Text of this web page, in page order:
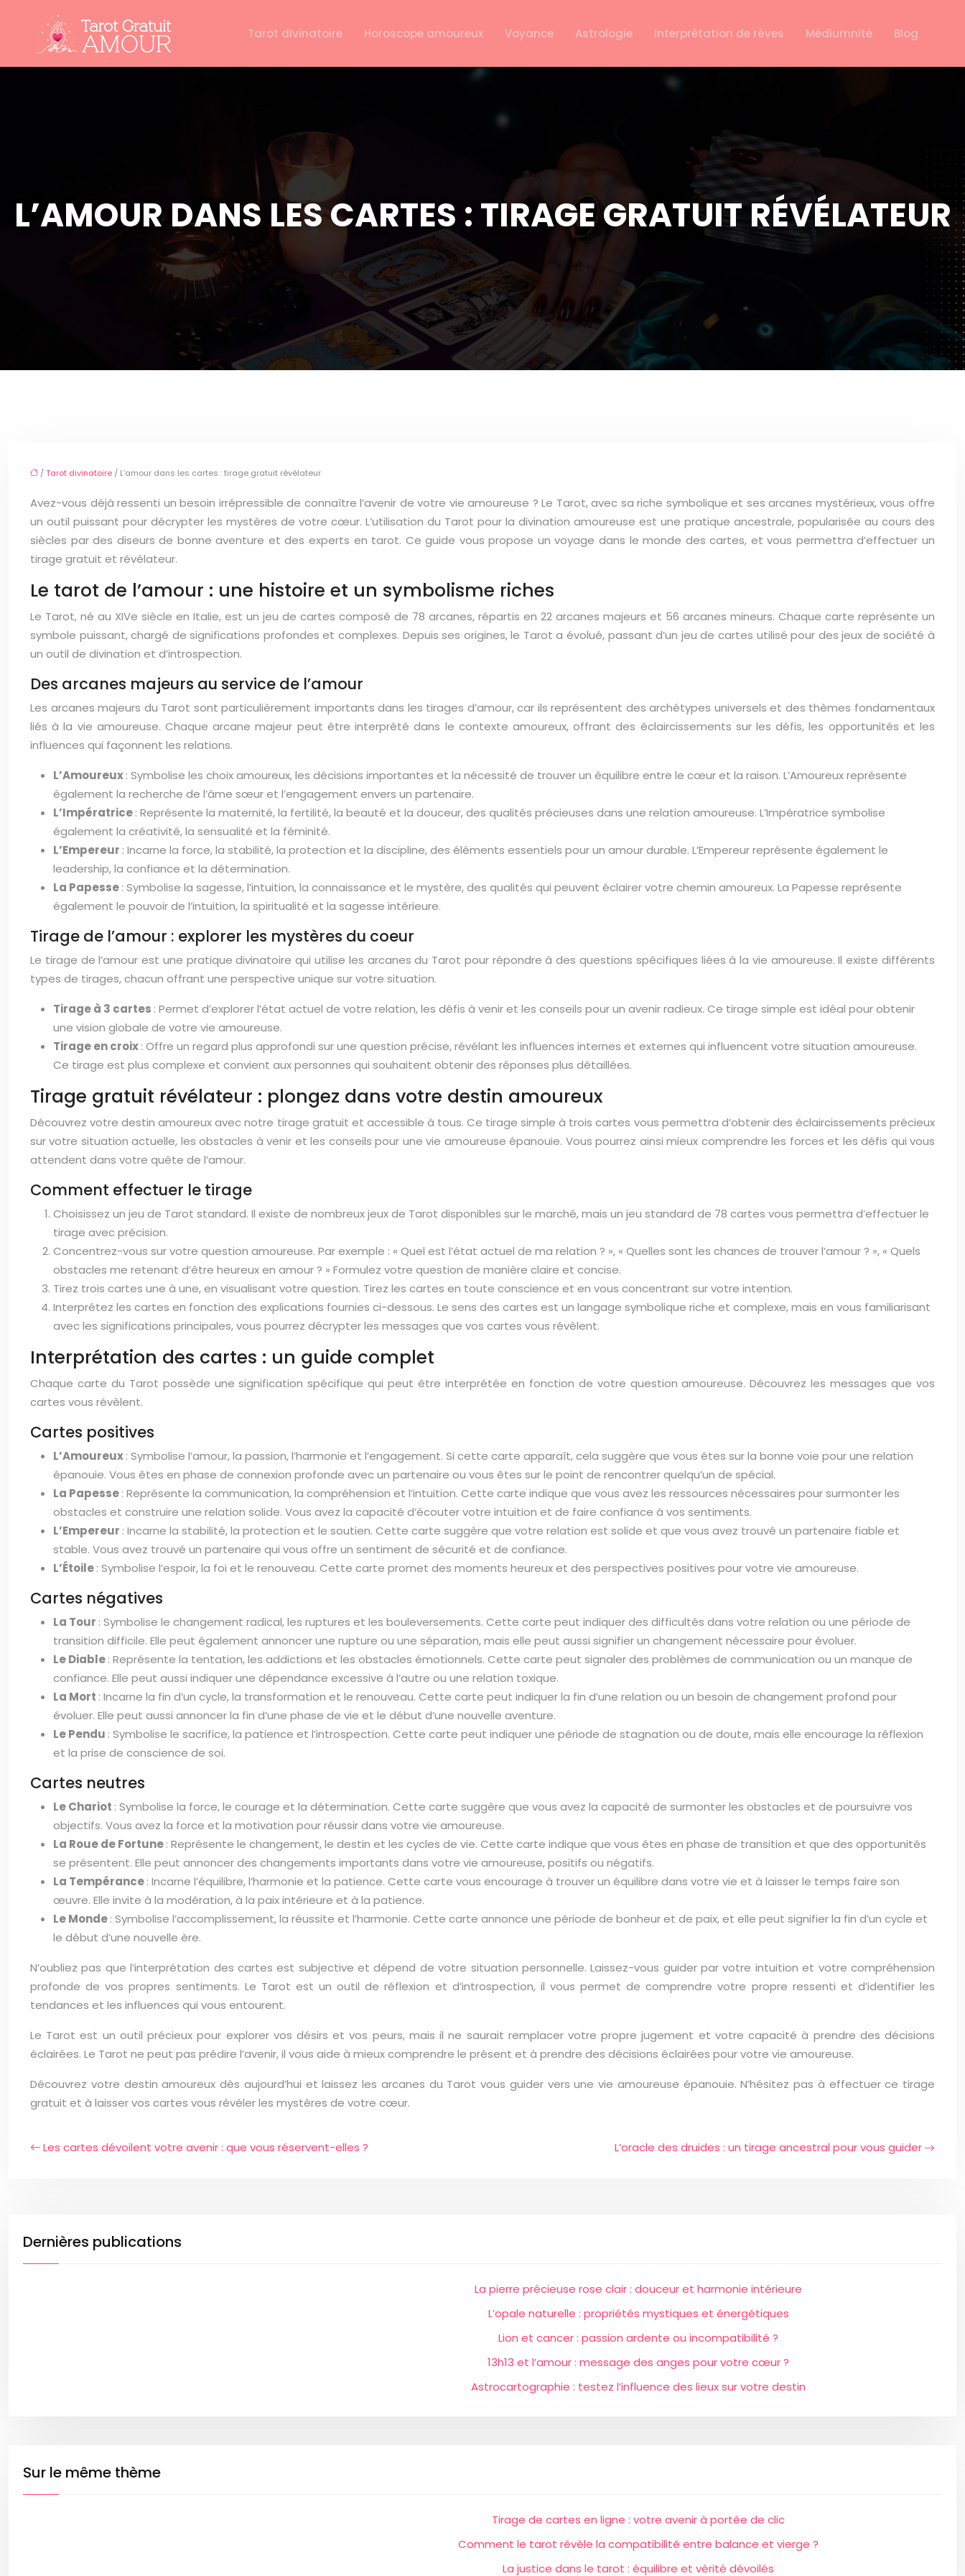
Tarot divinatoire Horoscope amoureux Voyance Astrologie Interprétation de rêves Médiumnité Blog
L’AMOUR DANS LES CARTES : TIRAGE GRATUIT RÉVÉLATEUR
/Tarot divinatoire / L’amour dans les cartes : tirage gratuit révélateur
Avez-vous déjà ressenti un besoin irrépressible de connaître l’avenir de votre vie amoureuse ? Le Tarot, avec sa riche symbolique et ses arcanes mystérieux, vous offre
un outil puissant pour décrypter les mystères de votre cœur. L’utilisation du Tarot pour la divination amoureuse est une pratique ancestrale, popularisée au cours des
siècles par des diseurs de bonne aventure et des experts en tarot. Ce guide vous propose un voyage dans le monde des cartes, et vous permettra d’effectuer un
tirage gratuit et révélateur.
Le tarot de l’amour : une histoire et un symbolisme riches
Le Tarot, né au XIVe siècle en Italie, est un jeu de cartes composé de 78 arcanes, répartis en 22 arcanes majeurs et 56 arcanes mineurs. Chaque carte représente un
symbole puissant, chargé de significations profondes et complexes. Depuis ses origines, le Tarot a évolué, passant d’un jeu de cartes utilisé pour des jeux de société à
un outil de divination et d’introspection.
Des arcanes majeurs au service de l’amour
Les arcanes majeurs du Tarot sont particulièrement importants dans les tirages d’amour, car ils représentent des archétypes universels et des thèmes fondamentaux
liés à la vie amoureuse. Chaque arcane majeur peut être interprété dans le contexte amoureux, offrant des éclaircissements sur les défis, les opportunités et les
influences qui façonnent les relations.
L’Amoureux: Symbolise les choix amoureux, les décisions importantes et la nécessité de trouver un équilibre entre le cœur et la raison. L’Amoureux représente
également la recherche de l’âme sœur et l’engagement envers un partenaire.
L’Impératrice: Représente la maternité, la fertilité, la beauté et la douceur, des qualités précieuses dans une relation amoureuse. L’Impératrice symbolise
également la créativité, la sensualité et la féminité.
L’Empereur : Incarne la force, la stabilité, la protection et la discipline, des éléments essentiels pour un amour durable. L’Empereur représente également le
leadership, la confiance et la détermination.
La Papesse: Symbolise la sagesse, l’intuition, la connaissance et le mystère, des qualités qui peuvent éclairer votre chemin amoureux. La Papesse représente
également le pouvoir de l’intuition, la spiritualité et la sagesse intérieure.
Tirage de l’amour : explorer les mystères du coeur
Le tirage de l’amour est une pratique divinatoire qui utilise les arcanes du Tarot pour répondre à des questions spécifiques liées à la vie amoureuse. Il existe différents
types de tirages, chacun offrant une perspective unique sur votre situation.
Tirage à 3 cartes : Permet d’explorer l’état actuel de votre relation, les défis à venir et les conseils pour un avenir radieux. Ce tirage simple est idéal pour obtenir
une vision globale de votre vie amoureuse.
Tirage en croix: Offre un regard plus approfondi sur une question précise, révélant les influences internes et externes qui influencent votre situation amoureuse.
Ce tirage est plus complexe et convient aux personnes qui souhaitent obtenir des réponses plus détaillées.
Tirage gratuit révélateur : plongez dans votre destin amoureux
Découvrez votre destin amoureux avec notre tirage gratuit et accessible à tous. Ce tirage simple à trois cartes vous permettra d’obtenir des éclaircissements précieux
sur votre situation actuelle, les obstacles à venir et les conseils pour une vie amoureuse épanouie. Vous pourrez ainsi mieux comprendre les forces et les défis qui vous
attendent dans votre quête de l’amour.
Comment effectuer le tirage
Choisissez un jeu de Tarot standard. Il existe de nombreux jeux de Tarot disponibles sur le marché, mais un jeu standard de 78 cartes vous permettra d’effectuer le
tirage avec précision.
Concentrez-vous sur votre question amoureuse. Par exemple : « Quel est l’état actuel de ma relation ? », « Quelles sont les chances de trouver l’amour ? », « Quels
obstacles me retenant d’être heureux en amour ? » Formulez votre question de manière claire et concise.
Tirez trois cartes une à une, en visualisant votre question. Tirez les cartes en toute conscience et en vous concentrant sur votre intention.
Interprétez les cartes en fonction des explications fournies ci-dessous. Le sens des cartes est un langage symbolique riche et complexe, mais en vous familiarisant
avec les significations principales, vous pourrez décrypter les messages que vos cartes vous révèlent.
Interprétation des cartes : un guide complet
Chaque carte du Tarot possède une signification spécifique qui peut être interprétée en fonction de votre question amoureuse. Découvrez les messages que vos
cartes vous révèlent.
Cartes positives
L’Amoureux: Symbolise l’amour, la passion, l’harmonie et l’engagement. Si cette carte apparaît, cela suggère que vous êtes sur la bonne voie pour une relation
épanouie. Vous êtes en phase de connexion profonde avec un partenaire ou vous êtes sur le point de rencontrer quelqu’un de spécial.
La Papesse: Représente la communication, la compréhension et l’intuition. Cette carte indique que vous avez les ressources nécessaires pour surmonter les
obstacles et construire une relation solide. Vous avez la capacité d’écouter votre intuition et de faire confiance à vos sentiments.
L’Empereur : Incarne la stabilité, la protection et le soutien. Cette carte suggère que votre relation est solide et que vous avez trouvé un partenaire fiable et
stable. Vous avez trouvé un partenaire qui vous offre un sentiment de sécurité et de confiance.
L’Étoile: Symbolise l’espoir, la foi et le renouveau. Cette carte promet des moments heureux et des perspectives positives pour votre vie amoureuse.
Cartes négatives
La Tour : Symbolise le changement radical, les ruptures et les bouleversements. Cette carte peut indiquer des difficultés dans votre relation ou une période de
transition difficile. Elle peut également annoncer une rupture ou une séparation, mais elle peut aussi signifier un changement nécessaire pour évoluer.
Le Diable: Représente la tentation, les addictions et les obstacles émotionnels. Cette carte peut signaler des problèmes de communication ou un manque de
confiance. Elle peut aussi indiquer une dépendance excessive à l’autre ou une relation toxique.
La Mort : Incarne la fin d’un cycle, la transformation et le renouveau. Cette carte peut indiquer la fin d’une relation ou un besoin de changement profond pour
évoluer. Elle peut aussi annoncer la fin d’une phase de vie et le début d’une nouvelle aventure.
Le Pendu : Symbolise le sacrifice, la patience et l’introspection. Cette carte peut indiquer une période de stagnation ou de doute, mais elle encourage la réflexion
et la prise de conscience de soi.
Cartes neutres
Le Chariot : Symbolise la force, le courage et la détermination. Cette carte suggère que vous avez la capacité de surmonter les obstacles et de poursuivre vos
objectifs. Vous avez la force et la motivation pour réussir dans votre vie amoureuse.
La Roue de Fortune: Représente le changement, le destin et les cycles de vie. Cette carte indique que vous êtes en phase de transition et que des opportunités
se présentent. Elle peut annoncer des changements importants dans votre vie amoureuse, positifs ou négatifs.
La Tempérance: Incarne l’équilibre, l’harmonie et la patience. Cette carte vous encourage à trouver un équilibre dans votre vie et à laisser le temps faire son
œuvre. Elle invite à la modération, à la paix intérieure et à la patience.
Le Monde: Symbolise l’accomplissement, la réussite et l’harmonie. Cette carte annonce une période de bonheur et de paix, et elle peut signifier la fin d’un cycle et
le début d’une nouvelle ère.
N’oubliez pas que l’interprétation des cartes est subjective et dépend de votre situation personnelle. Laissez-vous guider par votre intuition et votre compréhension
profonde de vos propres sentiments. Le Tarot est un outil de réflexion et d’introspection, il vous permet de comprendre votre propre ressenti et d’identifier les
tendances et les influences qui vous entourent.
Le Tarot est un outil précieux pour explorer vos désirs et vos peurs, mais il ne saurait remplacer votre propre jugement et votre capacité à prendre des décisions
éclairées. Le Tarot ne peut pas prédire l’avenir, il vous aide à mieux comprendre le présent et à prendre des décisions éclairées pour votre vie amoureuse.
Découvrez votre destin amoureux dès aujourd’hui et laissez les arcanes du Tarot vous guider vers une vie amoureuse épanouie. N’hésitez pas à effectuer ce tirage
gratuit et à laisser vos cartes vous révéler les mystères de votre cœur.
Les cartes dévoilent votre avenir : que vous réservent-elles ? L’oracle des druides : un tirage ancestral pour vous guider
Dernières publications
La pierre précieuse rose clair : douceur et harmonie intérieure
L’opale naturelle : propriétés mystiques et énergétiques
Lion et cancer : passion ardente ou incompatibilité ?
13h13 et l’amour : message des anges pour votre cœur ?
Astrocartographie : testez l’influence des lieux sur votre destin
Sur le même thème
Tirage de cartes en ligne : votre avenir à portée de clic
Comment le tarot révèle la compatibilité entre balance et vierge ?
La justice dans le tarot : équilibre et vérité dévoilés